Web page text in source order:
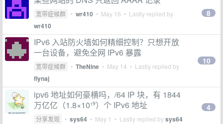
宽带症候群 • wr410 • May 16 • Lastly replied by
wr410
8
IPv6 入站防火墙如何精细控制？只想开放
一台设备，避免全网 IPv6 暴露
宽带症候群 • TheNine • May 14 • Lastly replied by
flynaj
10
ipv6 地址如何豪横吗，/64 IP 块，有 1844
万亿亿（1.8×10¹⁹）个 IPv6 地址
分享发现 • sys64 • May 1 • Lastly replied bysys64
4